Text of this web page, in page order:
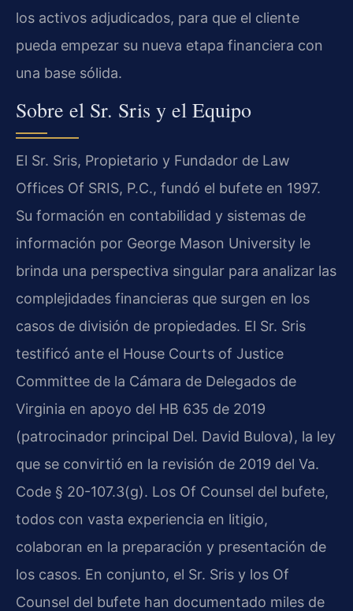
los activos adjudicados, para que el cliente
pueda empezar su nueva etapa financiera con
una base sólida.
Sobre el Sr. Sris y el Equipo
El Sr. Sris, Propietario y Fundador de Law
Offices Of SRIS, P.C., fundó el bufete en 1997.
Su formación en contabilidad y sistemas de
información por George Mason University le
brinda una perspectiva singular para analizar las
complejidades financieras que surgen en los
casos de división de propiedades. El Sr. Sris
testificó ante el House Courts of Justice
Committee de la Cámara de Delegados de
Virginia en apoyo del HB 635 de 2019
(patrocinador principal Del. David Bulova), la ley
que se convirtió en la revisión de 2019 del Va.
Code § 20-107.3(g). Los Of Counsel del bufete,
todos con vasta experiencia en litigio,
colaboran en la preparación y presentación de
los casos. En conjunto, el Sr. Sris y los Of
Counsel del bufete han documentado miles de